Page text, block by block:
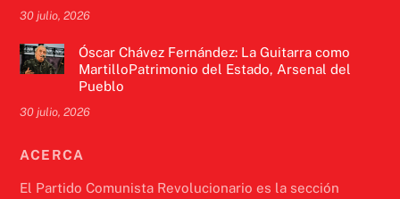
30 julio, 2026
Óscar Chávez Fernández: La Guitarra como
MartilloPatrimonio del Estado, Arsenal del
Pueblo
30 julio, 2026
ACERCA
El Partido Comunista Revolucionario es la sección